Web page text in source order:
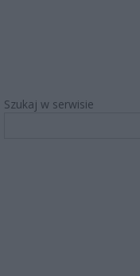
Szukaj w serwisie